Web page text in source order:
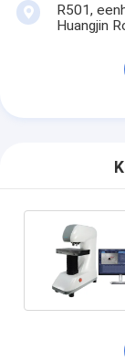
R501,
Huangjin